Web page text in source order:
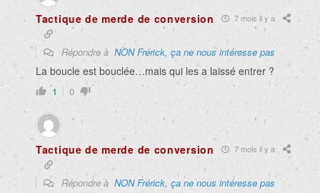
Tactique de merde de conversion 7 mois il y a
Répondre à NON Frérick, ça ne nous intéresse pas
La boucle est bouclée…mais qui les a laissé entrer ?
1 0
Tactique de merde de conversion 7 mois il y a
Répondre à NON Frérick, ça ne nous intéresse pas